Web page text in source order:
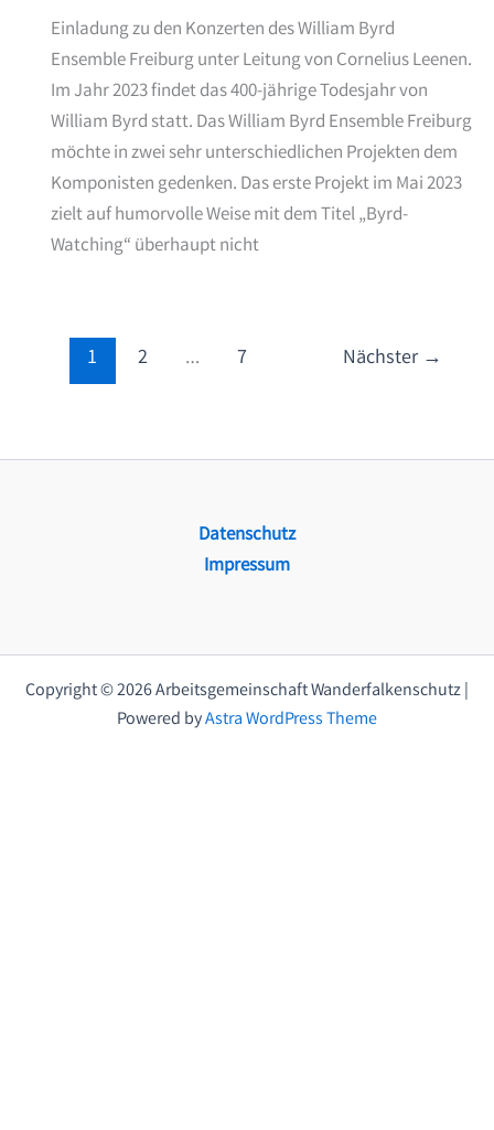
Einladung zu den Konzerten des William Byrd
Ensemble Freiburg unter Leitung von Cornelius Leenen.
Im Jahr 2023 findet das 400-jährige Todesjahr von
William Byrd statt. Das William Byrd Ensemble Freiburg
möchte in zwei sehr unterschiedlichen Projekten dem
Komponisten gedenken. Das erste Projekt im Mai 2023
zielt auf humorvolle Weise mit dem Titel „Byrd-
Watching“ überhaupt nicht
1 2 … 7 Nächster →
Datenschutz
Impressum
Copyright © 2026 Arbeitsgemeinschaft Wanderfalkenschutz |
Powered byAstra WordPress Theme